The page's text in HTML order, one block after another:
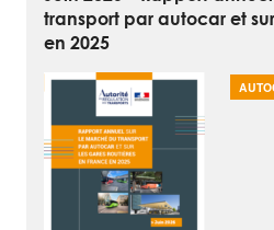
transport par autocar et
en 2025